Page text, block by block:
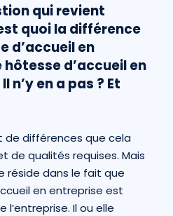
qui revient
quoi la différence
d’accueil en
d’accueil en
n’y en a pas ? Et
de différences que cela
de qualités requises. Mais
réside dans le fait que
en entreprise est
l’entreprise. Il ou elle